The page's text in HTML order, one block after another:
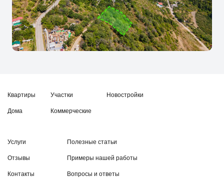
Квартиры
Дома
Участки
Коммерческие
Новостройки
Услуги
Отзывы
Контакты
Полезные статьи
Примеры нашей работы
Вопросы и ответы